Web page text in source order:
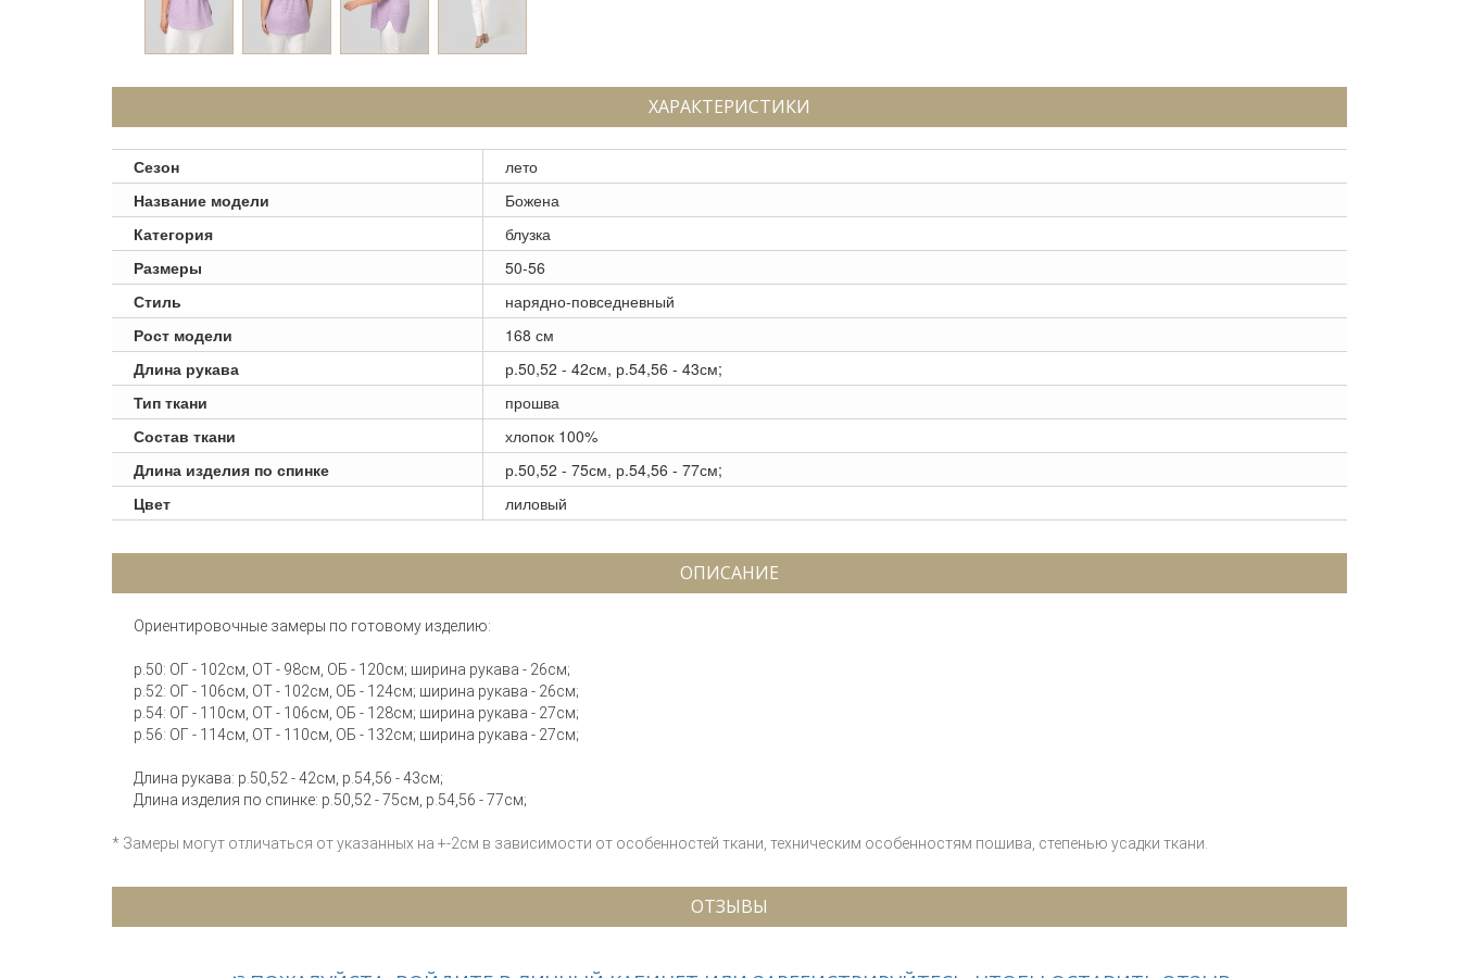
ХАРАКТЕРИСТИКИ
Сезон
лето
Название модели
Божена
Категория
блузка
Размеры
50-56
Стиль
нарядно-повседневный
Рост модели
168 см
Длина рукава
р.50,52 - 42см, р.54,56 - 43см;
Тип ткани
прошва
Состав ткани
хлопок 100%
Длина изделия по спинке
р.50,52 - 75см, р.54,56 - 77см;
Цвет
лиловый
ОПИСАНИЕ
Ориентировочные замеры по готовому изделию:
р.50: ОГ - 102см, ОТ - 98см, ОБ - 120см; ширина рукава - 26см;
р.52: ОГ - 106см, ОТ - 102см, ОБ - 124см; ширина рукава - 26см;
р.54: ОГ - 110см, ОТ - 106см, ОБ - 128см; ширина рукава - 27см;
р.56: ОГ - 114см, ОТ - 110см, ОБ - 132см; ширина рукава - 27см;
Длина рукава: р.50,52 - 42см, р.54,56 - 43см;
Длина изделия по спинке: р.50,52 - 75см, р.54,56 - 77см;
* Замеры могут отличаться от указанных на +-2см в зависимости от особенностей ткани, техническим особенностям пошива, степенью усадки ткани.
ОТЗЫВЫ